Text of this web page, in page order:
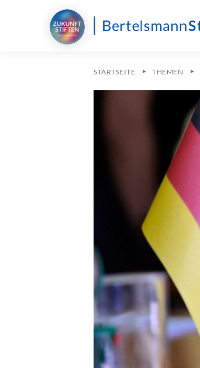
STARTSEITE THEMEN